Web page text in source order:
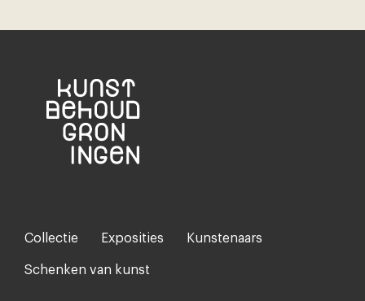
Footer-
menu
Collectie Exposities Kunstenaars
Schenken van kunst